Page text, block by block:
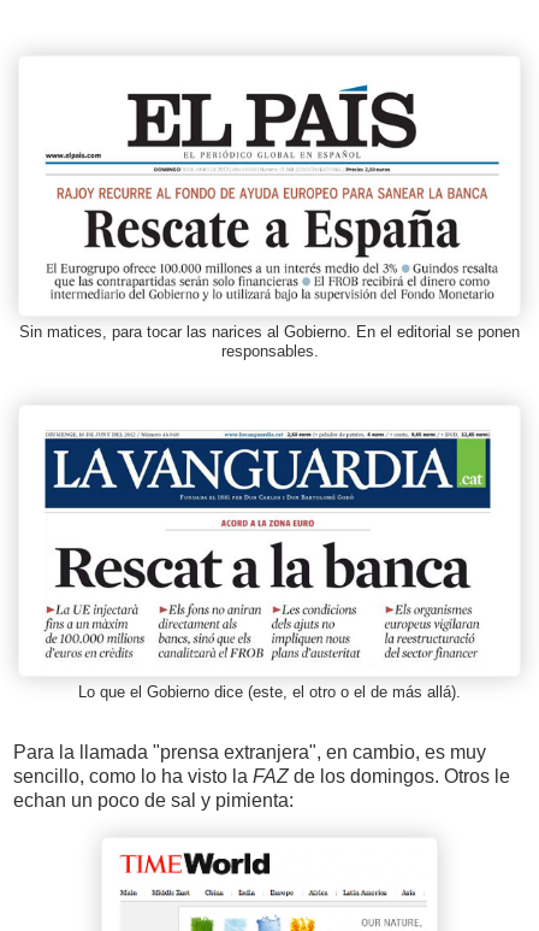
Sin matices, para tocar las narices al Gobierno. En el editorial se ponen
responsables.
Lo que el Gobierno dice (este, el otro o el de más allá).
Para la llamada "prensa extranjera", en cambio, es muy
sencillo, como lo ha visto la FAZde los domingos. Otros le
echan un poco de sal y pimienta: